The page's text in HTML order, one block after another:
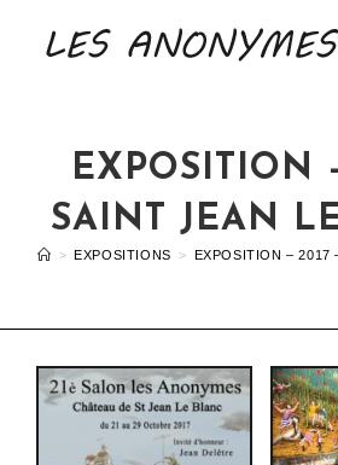
EXPOSITION
SAINT JEAN
> EXPOSITIONS > EXPOSITION – 2017